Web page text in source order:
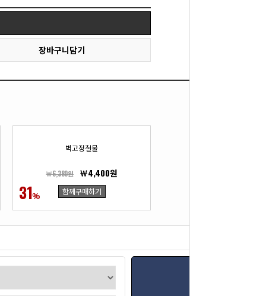
장바구니담기
31%
벽고정철물
￦6,380원 ￦4,400원
함께구매하기